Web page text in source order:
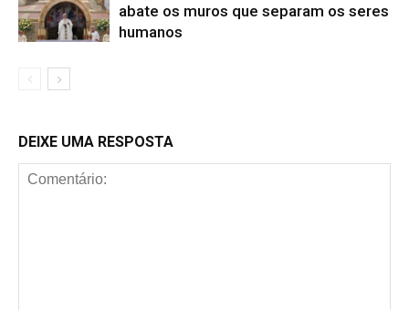
abate os muros que separam os seres
humanos
DEIXE UMA RESPOSTA